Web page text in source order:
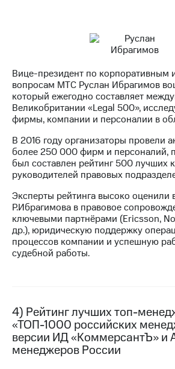
Еврооблигации-2023
Уведомление
погашении
именных
облигаций
Другое
Реквизиты
Контакты
развитие
деловая этика
Вице-президент по корпоративным
вопросам МТС Руслан Ибрагимов
который ежегодно составляет
Великобритании «Legal 500»,
фирмы, компании и персоналии в
В 2016 году организаторы провели
более 250 000 фирм и персоналий,
был составлен рейтинг 500 лучших
руководителей правовых
Эксперты рейтинга высоко оценили
Р.Ибрагимова в правовое
ключевыми партнёрами (Ericsson,
др.), юридическую поддержку
процессов компании и успешную
судебной работы.
4) Рейтинг лучших топ-
«ТОП-1000 российских
версии ИД «КоммерсантЪ» и
менеджеров России